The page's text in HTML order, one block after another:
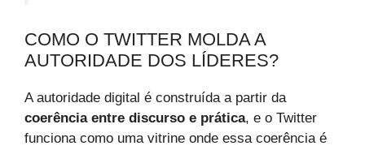
COMO O TWITTER MOLDA A
AUTORIDADE DOS LÍDERES?
A autoridade digital é construída a partir da
coerência entre discurso e prática, e o Twitter
funciona como uma vitrine onde essa coerência é